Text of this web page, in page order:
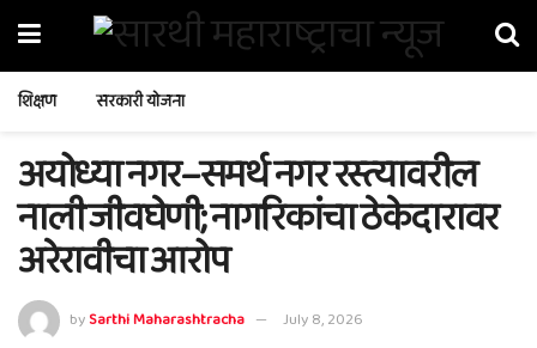
शिक्षण सरकारी योजना
अयोध्या नगर–समर्थ नगर रस्त्यावरील
नाली जीवघेणी; नागरिकांचा ठेकेदारावर
अरेरावीचा आरोप
bySarthi Maharashtracha July 8, 2026